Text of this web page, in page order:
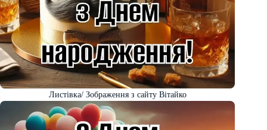
Листівка/ Зображення з сайту Вітайко